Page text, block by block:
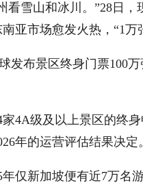
雪山和冰川。”28日
亚市场愈发火热，“1万
发布景区终身门票100
4A级及以上景区的终
年的运营评估结果决定。
仅新加坡便有近7万